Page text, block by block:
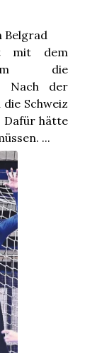
Belgrad
mit dem
die
Nach der
Schweiz
Dafür hätte
...